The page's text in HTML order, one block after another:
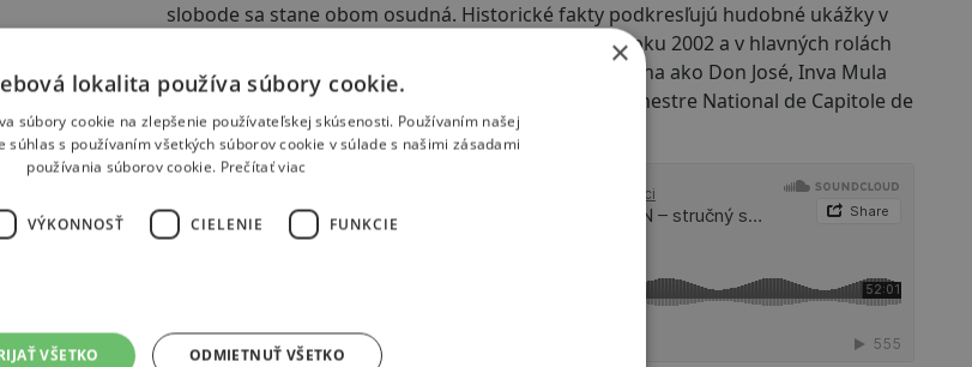
slobode sa stane obom osudná. Historické fakty podkresľujú hudobné ukážky v
skvelom umeleckom obsadení: nahrávka vznikla v roku 2002 a v hlavných rolách
spievajú Angela Gheorgiu ako Carmen, Roberto Alagna ako Don José, Inva Mula
ako Micaela a Thomas Hampsom ako Escamillo. Orchestre National de Capitole de
Toulouse diriguje Michel Flasson.
×
lokalita používa súbory cookie.
súbory cookie na zlepšenie používateľskej skúsenosti. Používaním našej
s používaním všetkých súborov cookie v súlade s našimi zásadami
používania súborov cookie. Prečítať viac
VÝKONNOSŤ CIELENIE FUNKCIE
VŠETKO ODMIETNUŤ VŠETKO